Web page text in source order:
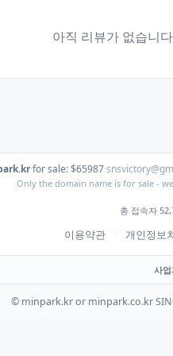
아직 리뷰가 없습니
·for sale: $65987·
Only the domain name is for sale -
총 접속자
이용약관 · 개인정보
사
© minpark.kr or minpark.co.kr